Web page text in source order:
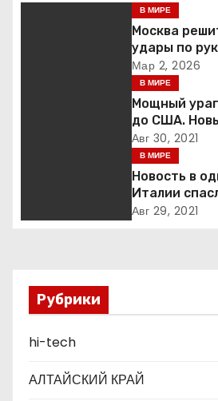
о
а
п
и
с
В МИРЕ
Москва
удары по
призывает к
деэскалации
Мар 2, 2026
В МИРЕ
Мощный
до США.
готовится к
Авг 30, 2021
В МИРЕ
Новость в
Италии
мигрантов
Авг 29, 2021
Рубрики
hi-tech
АЛТАЙСКИЙ КРАЙ